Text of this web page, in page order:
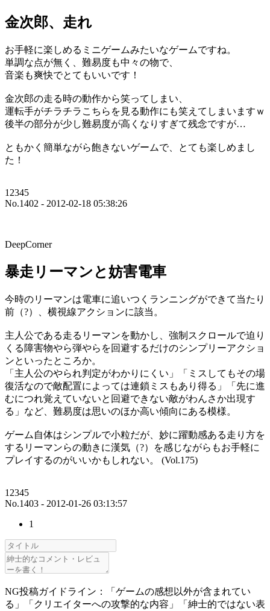
金次郎、走れ
お手軽に楽しめるミニゲームみたいなゲームですね。
単調な点が無く、難易度も中々の物で、
音楽も爽快でとてもいいです！
金次郎の走る時の動作から笑ってしまい、
運転手がチラチラこちらを見る動作にも笑えてしまいますｗ
後半の部分が少し難易度が高くなりすぎて残念ですが…
ともかく簡単ながら飽きないゲームで、とても楽しめまし
た！
12345
No.1402 - 2012-02-18 05:38:26
DeepCorner
暴走リーマンと妨害電車
今時のリーマンは電車に追いつくランニングができて当たり
前（?）、横視線アクションに該当。
主人公である走るリーマンを動かし、強制スクロールで迫り
くる障害物やら弾やらを回避するだけのシンプリーアクショ
ンといったところか。
「主人公のやられ判定がわかりにくい」「ミスしてもその場
復活なので敵配置によっては連鎖ミスもあり得る」「先に進
むにつれ覚えていないと回避できない敵がわんさか出現す
る」など、難易度は思いのほか高い傾向にある模様。
ゲーム自体はシンプルで小粒だが、妙に躍動感ある走り方を
するリーマンらの動きに漢気（?）を感じながらもお手軽に
プレイするのがいいかもしれない。 (Vol.175)
12345
No.1403 - 2012-01-26 03:13:57
1
NG投稿ガイドライン：「ゲームの感想以外が含まれてい
る」「クリエイターへの攻撃的な内容」「紳士的ではない表